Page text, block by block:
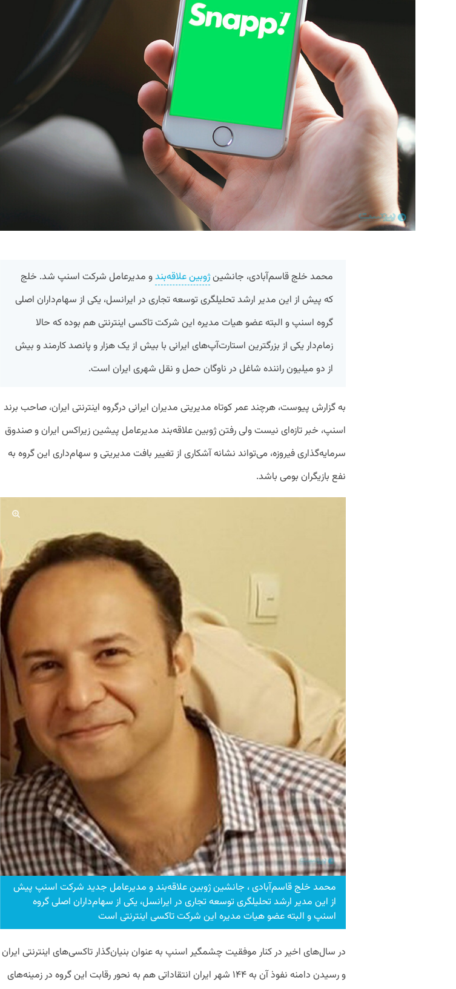
محمد خلج قاسم‌آبادی، جانشینژوبین علاقه‌بندو مدیرعامل شرکت اسنپ شد. خلج
که پیش از این مدیر ارشد تحلیلگری توسعه تجاری در ایرانسل، یکی از سهام‌داران اصلی
گروه اسنپ و البته عضو هیات مدیره این شرکت تاکسی اینترنتی هم بوده که حالا
زمام‌دار یکی از بزرگترین استارت‌آپ‌های ایرانی با بیش از یک هزار و پانصد کارمند و بیش
از دو میلیون راننده شاغل در ناوگان حمل و نقل شهری ایران است.
به گزارش پیوست، هرچند عمر کوتاه مدیریتی مدیران ایرانی درگروه اینترنتی ایران، صاحب برند
اسنپ، خبر تازه‌ای نیست ولی رفتن ژوبین علاقه‌بند مدیرعامل پیشین زیراکس ایران و صندوق
سرمایه‌گذاری فیروزه، می‌تواند نشانه آشکاری از تغییر بافت مدیریتی و سهام‌داری این گروه به
نفع بازیگران بومی باشد.
محمد خلج قاسم‌آبادی ، جانشین ژوبین علاقه‌بند و مدیرعامل جدید شرکت اسنپ پیش
از این مدیر ارشد تحلیلگری توسعه تجاری در ایرانسل، یکی از سهام‌داران اصلی گروه
اسنپ و البته عضو هیات مدیره این شرکت تاکسی اینترنتی است
در سال‌های اخیر در کنار موفقیت چشمگیر اسنپ به عنوان بنیان‌گذار تاکسی‌های اینترنتی ایران
و رسیدن دامنه نفوذ آن به ۱۴۴ شهر ایران انتقاداتی هم به نحور رقابت این گروه در زمینه‌های